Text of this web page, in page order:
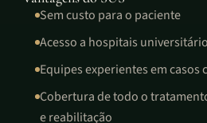
Sem custo para o paciente
Acesso a hospitais
Equipes experientes em casos
Cobertura de todo o
e reabilitação